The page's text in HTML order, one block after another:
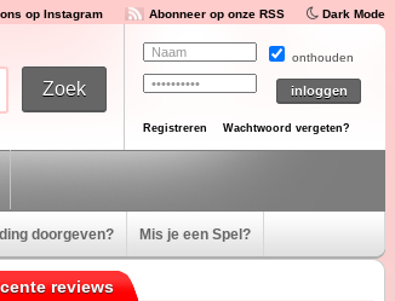
op Instagram Abonneer op onze RSS Dark Mode
onthouden
Registreren Wachtwoord vergeten?
doorgeven? Mis je een Spel?
reviews